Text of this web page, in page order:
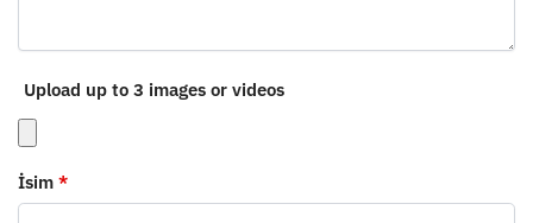
Upload up to 3 images or videos
İsim *